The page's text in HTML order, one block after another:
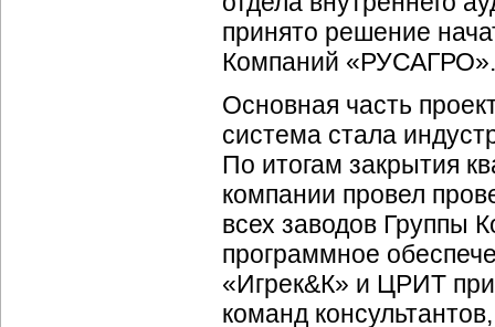
принято решение
Компаний «РУСАГРО».
Основная часть
система стала
По итогам закрытия
компании провел
всех заводов Группы
программное
«Игрек&К» и ЦРИТ
команд